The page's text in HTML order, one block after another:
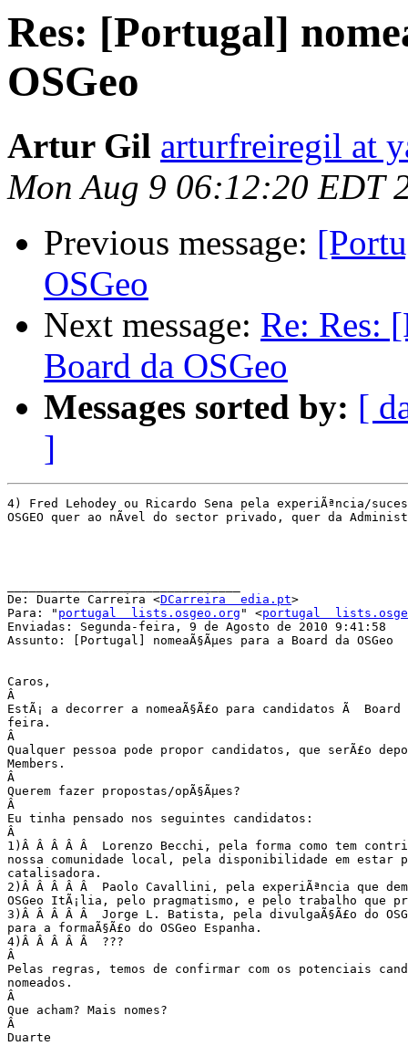
Res: [Portugal]
OSGeo
Artur Gil arturfreiregil at
Mon Aug 9 06:12:20 EDT
Previous message:
OSGeo
Next message: Re: Res:
Board da OSGeo
Messages sorted by: [
]
4) Fred Lehodey ou Ricardo Sena pela experiÃªncia/
OSGEO quer ao nÃ­vel do sector privado, quer da
De: Duarte Carreira <DCarreira  edia.pt>
Para: " portugal  lists.osgeo.org " <portugal
Enviadas: Segunda-feira, 9 de Agosto de 2010 9:41:58
Assunto: [Portugal] nomeaÃ§Ãµes para a Board da OSGeo
Caros,
Â
EstÃ¡ a decorrer a nomeaÃ§Ã£o para candidatos Ã
feira.
Â
Qualquer pessoa pode propor candidatos, que serÃ£o
Members.
Â
Querem fazer propostas/opÃ§Ãµes?
Â
Eu tinha pensado nos seguintes candidatos:
Â
1)Â Â Â Â Â  Lorenzo Becchi, pela forma como tem
nossa comunidade local, pela disponibilidade em estar
catalisadora.
2)Â Â Â Â Â  Paolo Cavallini, pela experiÃªncia que
OSGeo ItÃ¡lia, pelo pragmatismo, e pelo trabalho que
3)Â Â Â Â Â  Jorge L. Batista, pela divulgaÃ§Ã£o do
para a formaÃ§Ã£o do OSGeo Espanha.
4)Â Â Â Â Â  ???
Â
Pelas regras, temos de confirmar com os potenciais
nomeados.
Â
Que acham? Mais nomes?
Â
Duarte